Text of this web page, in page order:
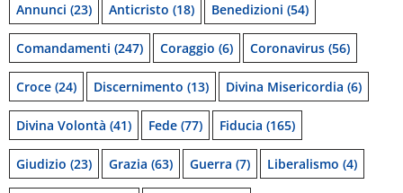
Annunci (23) Anticristo (18) Benedizioni (54)
Comandamenti (247) Coraggio (6) Coronavirus (56)
Croce (24) Discernimento (13) Divina Misericordia (6)
Divina Volontà (41) Fede (77) Fiducia (165)
Giudizio (23) Grazia (63) Guerra (7) Liberalismo (4)